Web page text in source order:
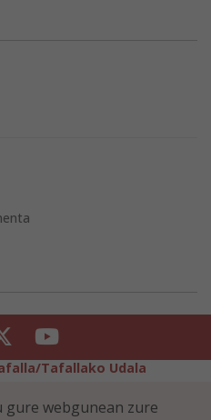
Twitter Youtube
Tafallako Udala
Cookiei buruzko politika
webgunean zure